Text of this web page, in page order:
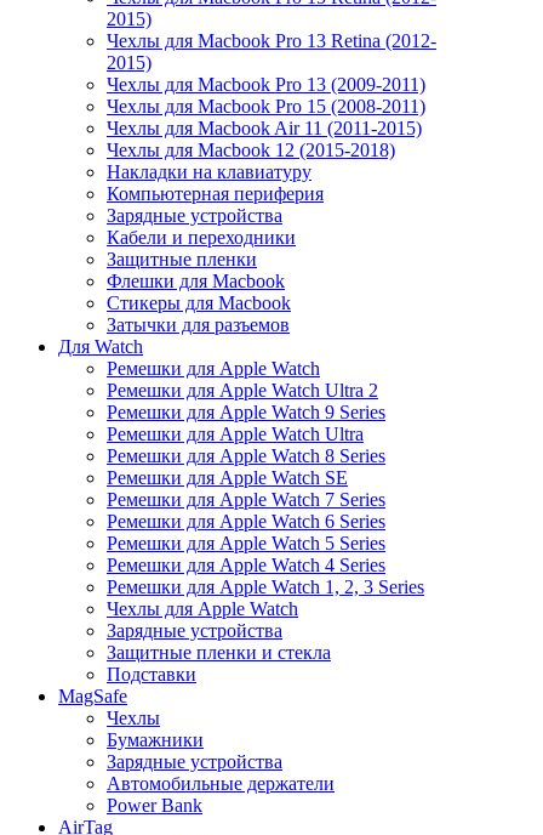
2015)
Чехлы для Macbook Pro 13 Retina (2012-
2015)
Чехлы для Macbook Pro 13 (2009-2011)
Чехлы для Macbook Pro 15 (2008-2011)
Чехлы для Macbook Air 11 (2011-2015)
Чехлы для Macbook 12 (2015-2018)
Накладки на клавиатуру
Компьютерная периферия
Зарядные устройства
Кабели и переходники
Защитные пленки
Флешки для Macbook
Стикеры для Macbook
Затычки для разъемов
Для Watch
Ремешки для Apple Watch
Ремешки для Apple Watch Ultra 2
Ремешки для Apple Watch 9 Series
Ремешки для Apple Watch Ultra
Ремешки для Apple Watch 8 Series
Ремешки для Apple Watch SE
Ремешки для Apple Watch 7 Series
Ремешки для Apple Watch 6 Series
Ремешки для Apple Watch 5 Series
Ремешки для Apple Watch 4 Series
Ремешки для Apple Watch 1, 2, 3 Series
Чехлы для Apple Watch
Зарядные устройства
Защитные пленки и стекла
Подставки
MagSafe
Чехлы
Бумажники
Зарядные устройства
Автомобильные держатели
Power Bank
AirTag